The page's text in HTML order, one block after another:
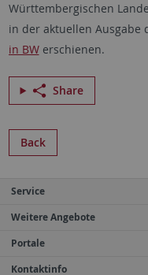
Württembergischen
in der aktuellen Ausgabe
in BWerschienen.
Share
Back
Service
Weitere Angebote
Portale
Kontaktinfo